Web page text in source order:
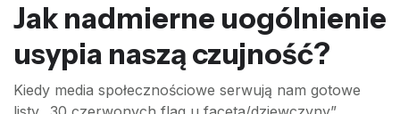
Jak nadmierne uogólnienie
usypia naszą czujność?
Kiedy media społecznościowe serwują nam gotowe